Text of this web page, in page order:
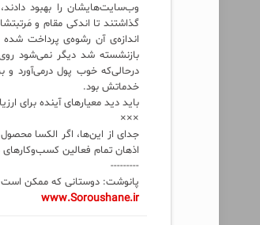
وب‌سایت‌هایشان را بهبود
گذاشتند تا اندکی مقام و
بازنشسته شد دیگر نمی‌شود
درحالی‌که خوب پول درمی‌آورد و
خدماتش بود.
باید دید معیارهای آینده برای
×××
جدای از این‌ها، اگر الکسا
اذهان تمام فعالین
---------
پانوشت: دوستانی که ممکن است
www.Soroushane.ir